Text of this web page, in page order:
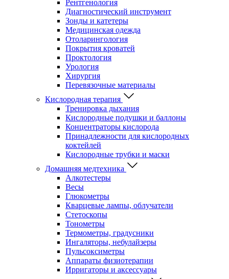
Рентгенология
Диагностический инструмент
Зонды и катетеры
Медицинская одежда
Отоларингология
Покрытия кроватей
Проктология
Урология
Хирургия
Перевязочные материалы
Кислородная терапия
Тренировка дыхания
Кислородные подушки и баллоны
Концентраторы кислорода
Принадлежности для кислородных
коктейлей
Кислородные трубки и маски
Домашняя медтехника
Алкотестеры
Весы
Глюкометры
Кварцевые лампы, облучатели
Стетоскопы
Тонометры
Термометры, градусники
Ингаляторы, небулайзеры
Пульсоксиметры
Аппараты физиотерапии
Ирригаторы и аксессуары